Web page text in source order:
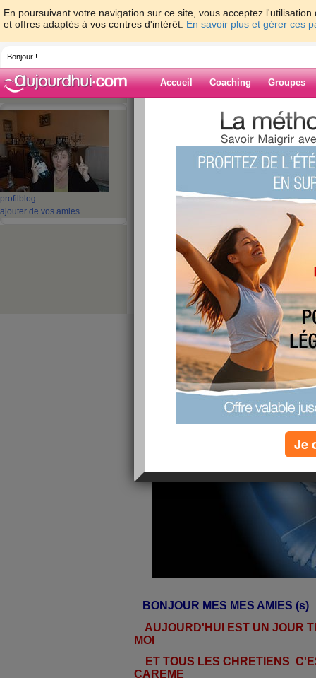
En poursuivant votre navigation sur ce site, vous acceptez
et offres adaptés à vos centres d'intérêt. En savoir plus et gérer ces
Bonjour !
Accueil Coaching Groupes
profil blog
ajouter de vos amies
>
>
..MERCREDI DES CENDRES...DEBUT DU
Blog de
&lt;marquee&gt;
DES
CAREME
publié le 06/02/2008 à 08:45
BONJOUR MES MES AMIES (s)
AUJOURD'HUI EST UN JOUR
MOI
ET TOUS LES CHRETIENS
CAREME
Je